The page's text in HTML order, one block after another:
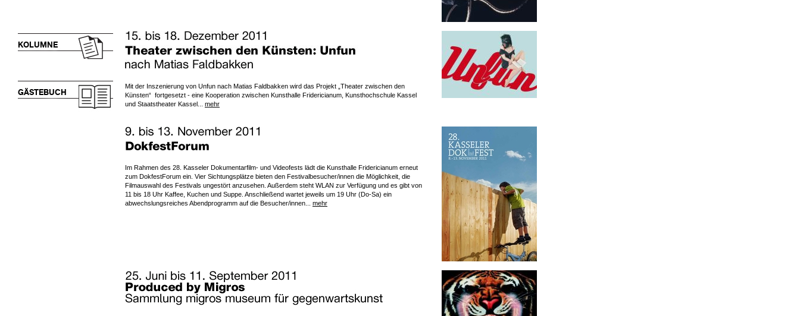
KOLUMNE
GÄSTEBUCH
Mit der Inszenierung von Unfun nach Matias Faldbakken wird das Projekt „Theater zwischen den
Künsten“ fortgesetzt - eine Kooperation zwischen Kunsthalle Fridericianum, Kunsthochschule Kassel
und Staatstheater Kassel... mehr
Im Rahmen des 28. Kasseler Dokumentarfilm- und Videofests lädt die Kunsthalle Fridericianum erneut
zum DokfestForum ein. Vier Sichtungsplätze bieten den Festivalbesucher/innen die Möglichkeit, die
Filmauswahl des Festivals ungestört anzusehen. Außerdem steht WLAN zur Verfügung und es gibt von
11 bis 18 Uhr Kaffee, Kuchen und Suppe. Anschließend wartet jeweils um 19 Uhr (Do-Sa) ein
abwechslungsreiches Abendprogramm auf die Besucher/innen... mehr